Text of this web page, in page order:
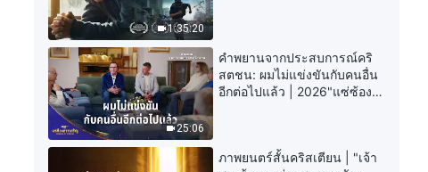
11:34
พระวจนะของพระเจ้าประจำวัน:
การเปิดโปงความเสื่อมทรามของ
มวลมนุษย์ | บทตัดตอน 332
6:29
พระวจนะของพระเจ้าประจำวัน:
การเปิดโปงความเสื่อมทรามของ
มวลมนุษย์ | บทตัดตอน 333
1:35:20
25:06
คำพยานจากประสบการณ์คริ
สตชน: ผมไม่แข่งขันกับคนอื่น
อีกต่อไปแล้ว | 2026"แซ่ซ้อง
ภาพยนตร์สั้นคริสเตียน | "เจ้า